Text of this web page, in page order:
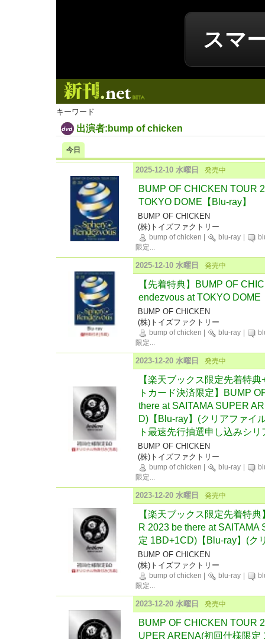
スマ
キーワード
出演者:bump of chicken
今日
2025-12-10 水曜日 発売中
BUMP OF CHICKEN TOUR
TOKYO DOME【Blu-ray】
BUMP OF CHICKEN
(株)トイズファクトリー
bump of chicken blu-ray
限定...
2025-12-10 水曜日 発売中
【先着特典】BUMP OF
endezvous at TOKYO
BUMP OF CHICKEN
(株)トイズファクトリー
bump of chicken blu-ray
限定...
2023-12-20 水曜日 発売中
【楽天ブックス限定先着特
トカード決済限定】BUMP
there at SAITAMA SUPER
D)【Blu-ray】(クリアファイ
ト最速先行抽選申し込みシリ
BUMP OF CHICKEN
(株)トイズファクトリー
bump of chicken blu-ray
限定...
2023-12-20 水曜日 発売中
【楽天ブックス限定先着特
R 2023 be there at
定 1BD+1CD)【Blu-ray】(ク
BUMP OF CHICKEN
(株)トイズファクトリー
bump of chicken blu-ray
限定...
2023-12-20 水曜日 発売中
BUMP OF CHICKEN TOUR
UPER ARENA(初回仕様限定